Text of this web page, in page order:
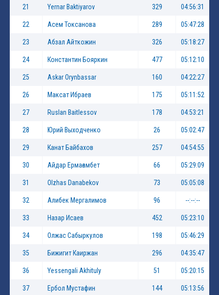
21 Yernar Baktiyarov 329 04:56:31
22 Асем Токсанова 289 05:47:28
23 Абзал Айткожин 326 05:18:27
24 Константин Бояркин 477 05:12:10
25 Askar Orynbassar 160 04:22:27
26 Максат Ибраев 175 05:11:52
27 Ruslan Baitlessov 178 04:53:21
28 Юрий Выходченко 26 05:02:47
29 Канат Байбахов 257 04:54:55
30 Айдар Ермағамбет 66 05:29:09
31 Olzhas Danabekov 73 05:05:08
32 Алибек Мергалимов 96 --:--:--
33 Назар Исаев 452 05:23:10
34 Олжас Сабыркулов 198 05:46:29
35 Бижигит Каиржан 296 04:35:47
36 Yessengali Akhituly 51 05:20:15
37 Ербол Мустафин 144 05:13:56